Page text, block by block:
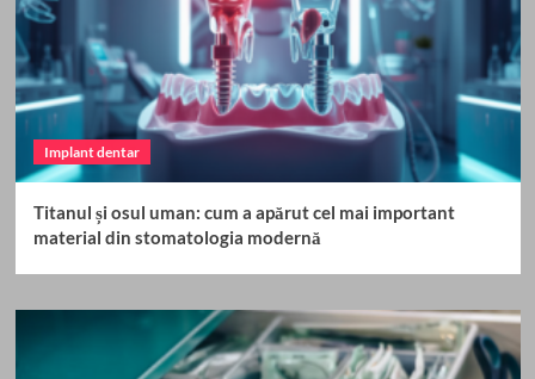
Implant dentar
Titanul și osul uman: cum a apărut cel mai important
material din stomatologia modernă